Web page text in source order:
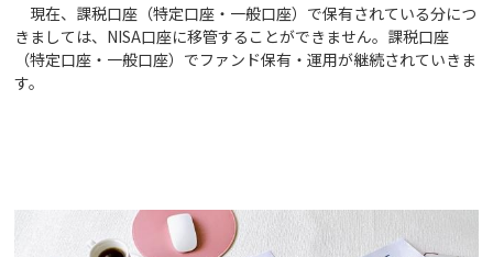
現在、課税口座（特定口座・一般口座）で保有されている分につ
きましては、NISA口座に移管することができません。課税口座
（特定口座・一般口座）でファンド保有・運用が継続されていきま
す。